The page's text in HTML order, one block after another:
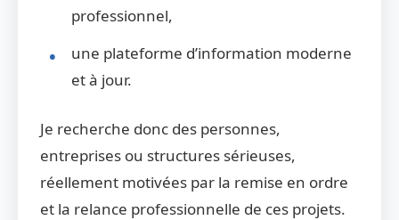
professionnel,
une plateforme d’information moderne
et à jour.
Je recherche donc des personnes,
entreprises ou structures sérieuses,
réellement motivées par la remise en ordre
et la relance professionnelle de ces projets.